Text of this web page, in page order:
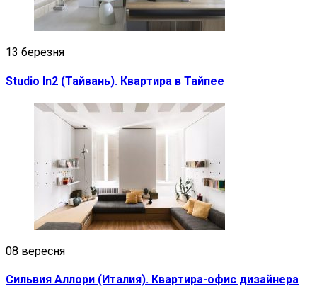
13 березня
Studio In2 (Тайвань). Квартира в Тайпее
08 вересня
Сильвия Аллори (Италия). Квартира-офис дизайнера